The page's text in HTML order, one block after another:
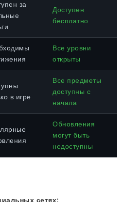
за
Доступен
бесплатно
Все уровни
открыты
в игре
Все предметы
доступны с
начала
Обновления
могут быть
недоступны
сетях: